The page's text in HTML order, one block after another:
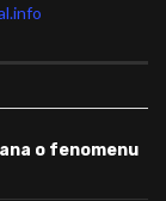
o fenomenu